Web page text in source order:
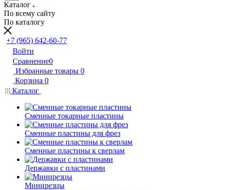
Каталог
По всему сайту
По каталогу
+7 (965) 642-60-77
Войти
Сравнение0
Избранные товары 0
Корзина 0
Каталог
Сменные токарные пластины
Сменные пластины для фрез
Сменные пластины к сверлам
Державки с пластинами
Минирезцы